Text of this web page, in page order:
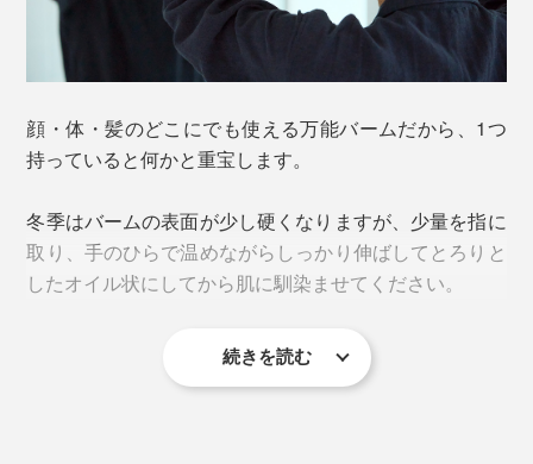
最高の豆を探し求め、独自のセオリーでブレンド、その
豆の魅力を最大限に引き出すこだわりの焙煎を経て抽出
されるドリップやエスプレッソ。
コーヒーバームは「STREAMER COFFEE COMPANY」とのコラボロゴが ※写真
左は「
く漂います。
馴染ませた時にふわりと鼻を通り抜ける自然体な香りづ
け。
バリスタたちも愛用中なんだとか。フローラルな香りが
苦手な男性への贈り物にもぴったりです。
顔・体・髪のどこにでも使える万能バームだから、1つ
持っていると何かと重宝します。
冬季はバームの表面が少し硬くなりますが、少量を指に
取り、手のひらで温めながらしっかり伸ばしてとろりと
したオイル状にしてから肌に馴染ませてください。
続きを読む